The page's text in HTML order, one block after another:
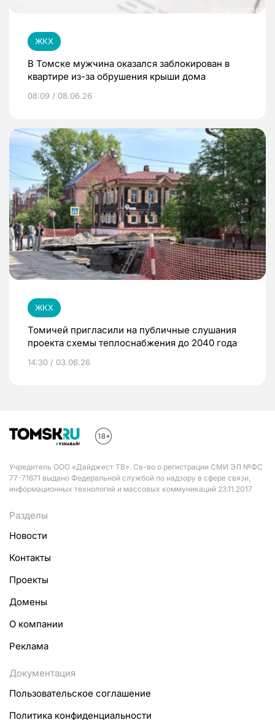
ЖКХ
В Томске мужчина оказался заблокирован в
квартире из-за обрушения крыши дома
08:09 / 08.06.26
ЖКХ
Томичей пригласили на публичные слушания
проекта схемы теплоснабжения до 2040 года
14:30 / 03.06.26
Учредитель ООО «Дайджест ТВ». Св-во о регистрации СМИ ЭЛ №ФС
77-71671 выдано Федеральной службой по надзору в сфере связи,
информационных технологий и массовых коммуникаций 23.11.2017
Разделы
Новости
Контакты
Проекты
Домены
О компании
Реклама
Документация
Пользовательское соглашение
Политика конфиденциальности